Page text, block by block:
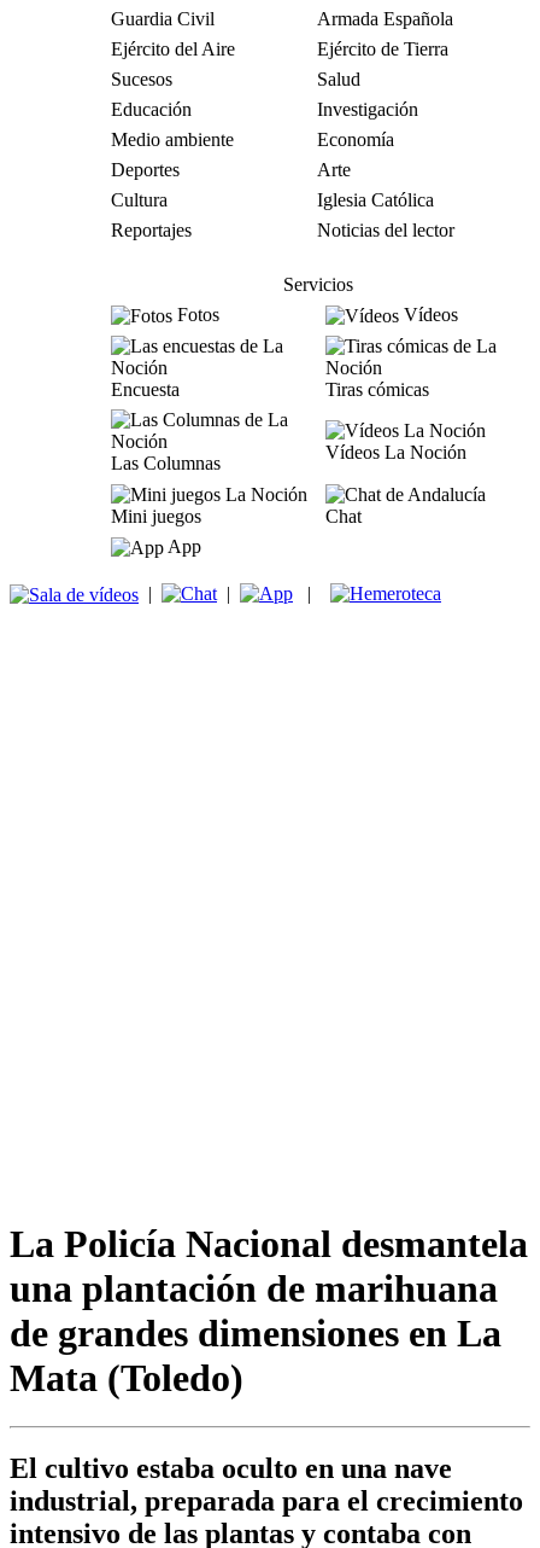
Guardia Civil
Armada Española
Ejército del Aire
Ejército de Tierra
Sucesos
Salud
Educación
Investigación
Medio ambiente
Economía
Deportes
Arte
Cultura
Iglesia Católica
Reportajes
Noticias del lector
Servicios
Fotos
Vídeos
Encuesta Tiras cómicas
Las Columnas
Vídeos La Noción
Mini juegos
Chat
App
| | |
La Policía Nacional desmantela
una plantación de marihuana
de grandes dimensiones en La
Mata (Toledo)
El cultivo estaba oculto en una nave
industrial, preparada para el crecimiento
intensivo de las plantas y contaba con